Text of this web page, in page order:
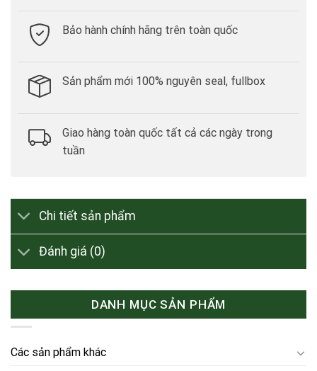
Bảo hành chính hãng trên toàn quốc
Sản phẩm mới 100% nguyên seal, fullbox
Giao hàng toàn quốc tất cả các ngày trong
tuần
Chi tiết sản phẩm
Đánh giá (0)
DANH MỤC SẢN PHẨM
Các sản phẩm khác